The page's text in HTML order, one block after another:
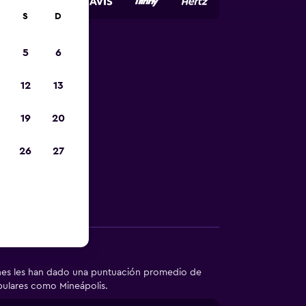
de
perfecto
les han dado una puntuación promedio de
como Mineápolis.
S D
5 6
12 13
19 20
26 27